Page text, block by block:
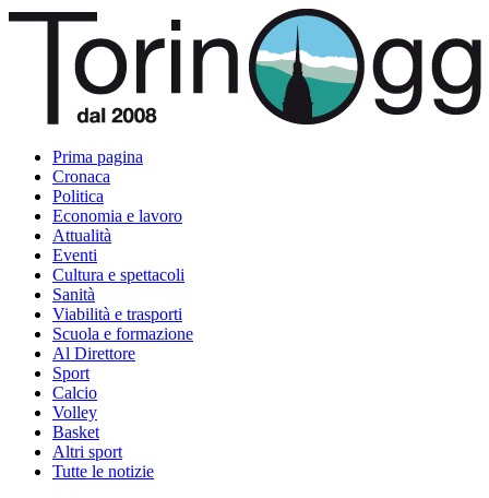
Prima pagina
Cronaca
Politica
Economia e lavoro
Attualità
Eventi
Cultura e spettacoli
Sanità
Viabilità e trasporti
Scuola e formazione
Al Direttore
Sport
Calcio
Volley
Basket
Altri sport
Tutte le notizie